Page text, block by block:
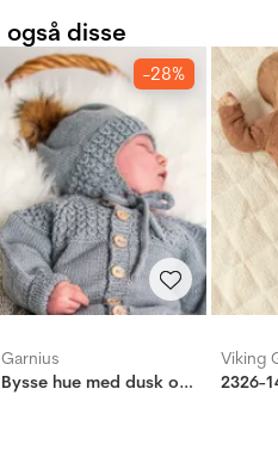
disse
-28%
Garnius
Bysse hue med dusk og sokker lys blågrå
Viking
2326-